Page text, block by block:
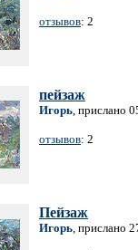
отзывов: 2
пейзаж
Игорь, прислано
отзывов: 2
Пейзаж
Игорь, прислано